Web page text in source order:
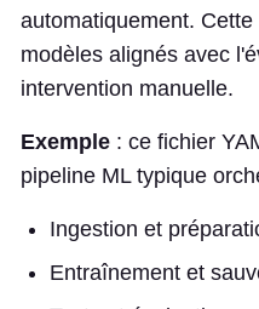
automatiquement.
modèles alignés avec
intervention manuelle.
Exemple : ce fichier
pipeline ML typique
Ingestion et
Entraînement et